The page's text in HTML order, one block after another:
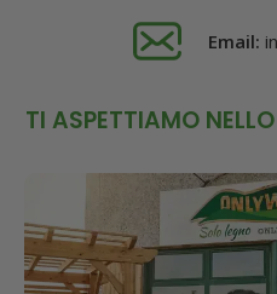
Email:
TI ASPETTIAMO